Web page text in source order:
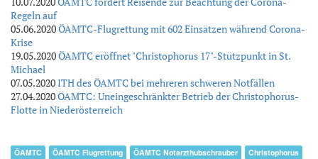
Regeln auf
05.06.2020ÖAMTC-Flugrettung mit 602 Einsätzen während Corona-
Krise
19.05.2020ÖAMTC eröffnet "Christophorus 17"-Stützpunkt in St.
Michael
07.05.2020ITH des ÖAMTC bei mehreren schweren Notfällen
27.04.2020ÖAMTC: Uneingeschränkter Betrieb der Christophorus-
Flotte in Niederösterreich
ÖAMTC ÖAMTC Flugrettung ÖAMTC Notarzthubschrauber Christophorus